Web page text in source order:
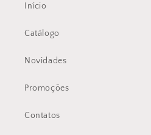
Início
Catálogo
Novidades
Promoções
Contatos